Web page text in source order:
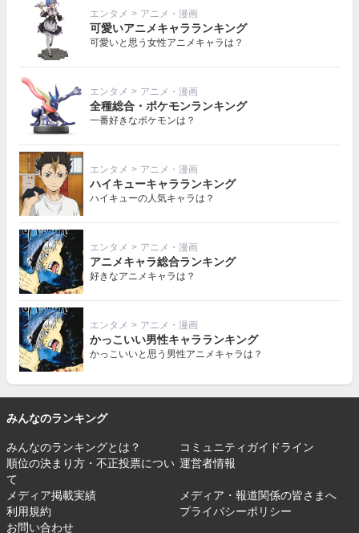
エンタメ > アニメ・漫画
可愛いアニメキャラランキング
可愛いと思う女性アニメキャラは？
エンタメ > アニメ・漫画
全種総合・ポケモンランキング
一番好きなポケモンは？
エンタメ > アニメ・漫画
ハイキューキャラランキング
ハイキューの人気キャラは？
エンタメ > アニメ・漫画
アニメキャラ総合ランキング
好きなアニメキャラは？
エンタメ > アニメ・漫画
かっこいい男性キャラランキング
かっこいいと思う男性アニメキャラは？
みんなのランキング
みんなのランキングとは？
コミュニティガイドライン
順位の決まり方・不正投票につい
て
運営者情報
メディア掲載実績
メディア・報道関係の皆さまへ
利用規約
プライバシーポリシー
お問い合わせ